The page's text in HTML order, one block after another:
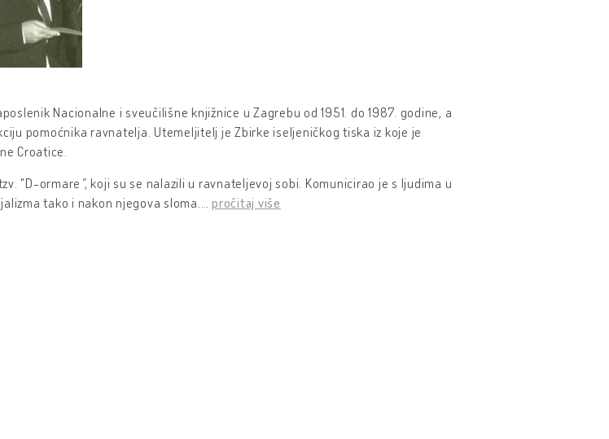
Nacionalne i sveučilišne knjižnice u Zagrebu od 1951. do 1987. godine, a
pomoćnika ravnatelja. Utemeljitelj je Zbirke iseljeničkog tiska iz koje je
Croatice.
"D-ormare ", koji su se nalazili u ravnateljevoj sobi. Komunicirao je s ljudima u
tako i nakon njegova sloma.
pročitaj više